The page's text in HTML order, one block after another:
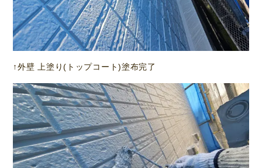
↑外壁 上塗り(トップコート)塗布完了